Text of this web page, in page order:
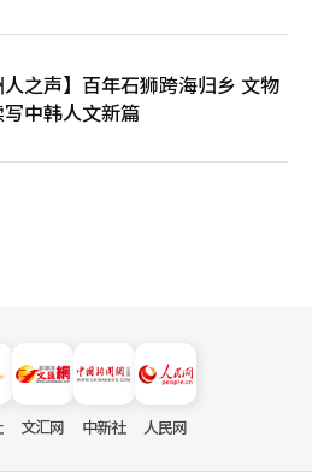
人之声】百年石狮跨海归乡 文物
中韩人文新篇
文汇网 中新社 人民网